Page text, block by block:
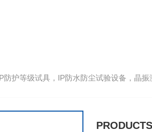
防护等级试具，IP防水防尘试验设备，晶振